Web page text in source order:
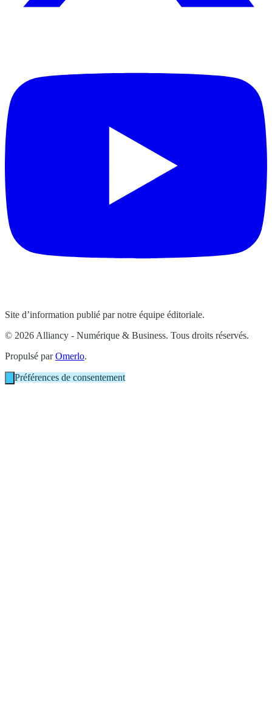
Site d’information publié par notre équipe éditoriale.
© 2026 Alliancy - Numérique & Business. Tous droits réservés.
Propulsé parOmerlo.
Préférences de consentement